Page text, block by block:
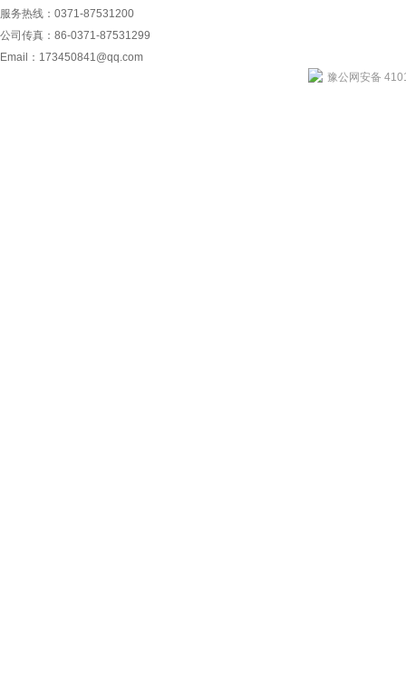
服务热线：0371-87531200
公司传真：86-0371-87531299
Email： 173450841@qq.com
豫公网安备